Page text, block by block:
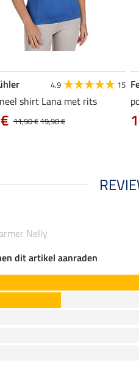
4.9 15
shirt Lana met rits
11,90 €19,90 €
Nelly
dit artikel aanraden